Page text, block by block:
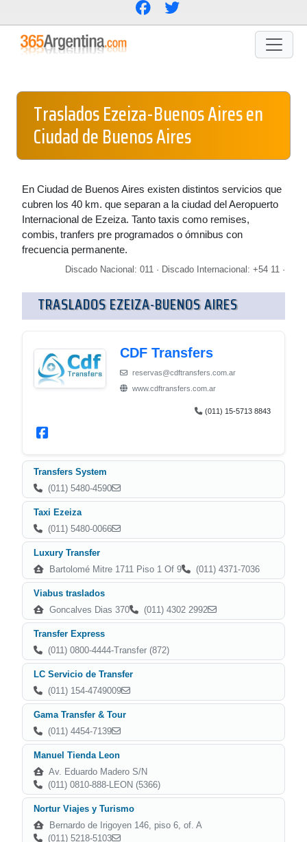
Traslados Ezeiza-Buenos Aires en
Ciudad de Buenos Aires
En Ciudad de Buenos Aires existen distintos servicios que
cubren los 40 km. que separan a la ciudad del Aeropuerto
Internacional de Ezeiza. Tanto taxis como remises,
combis, tranfers pre programados o ómnibus con
frecuencia permanente.
Discado Nacional: 011 · Discado Internacional: +54 11 ·
TRASLADOS EZEIZA-BUENOS AIRES
CDF Transfers
reservas@cdftransfers.com.ar
www.cdftransfers.com.ar
(011) 15-5713 8843
Transfers System
(011) 5480-4590
Taxi Ezeiza
(011) 5480-0066
Luxury Transfer
Bartolomé Mitre 1711 Piso 1 Of 9
(011) 4371-7036
Viabus traslados
Goncalves Dias 370
(011) 4302 2992
Transfer Express
(011) 0800-4444-Transfer (872)
LC Servicio de Transfer
(011) 154-4749009
Gama Transfer & Tour
(011) 4454-7139
Manuel Tienda Leon
Av. Eduardo Madero S/N
(011) 0810-888-LEON (5366)
Nortur Viajes y Turismo
Bernardo de Irigoyen 146, piso 6, of. A
(011) 5218-5103